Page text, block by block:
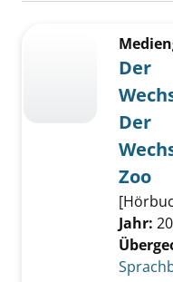
Zu den Suchfiltern
Der
Der
Zoo
Jahr: